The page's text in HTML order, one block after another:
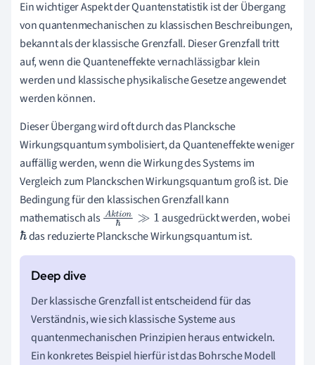
Ein wichtiger Aspekt der Quantenstatistik ist der Übergang
von quantenmechanischen zu klassischen Beschreibungen,
bekannt als der klassische Grenzfall. Dieser Grenzfall tritt
auf, wenn die Quanteneffekte vernachlässigbar klein
werden und klassische physikalische Gesetze angewendet
werden können.
Dieser Übergang wird oft durch das Plancksche
Wirkungsquantum symbolisiert, da Quanteneffekte weniger
auffällig werden, wenn die Wirkung des Systems im
Vergleich zum Planckschen Wirkungsquantum groß ist. Die
Bedingung für den klassischen Grenzfall kann
mathematisch alsAktionℏ≫ 1 ausgedrückt werden, wobei
ℏdas reduzierte Plancksche Wirkungsquantum ist.
Der klassische Grenzfall ist entscheidend für das
Verständnis, wie sich klassische Systeme aus
quantenmechanischen Prinzipien heraus entwickeln.
Ein konkretes Beispiel hierfür ist das Bohrsche Modell